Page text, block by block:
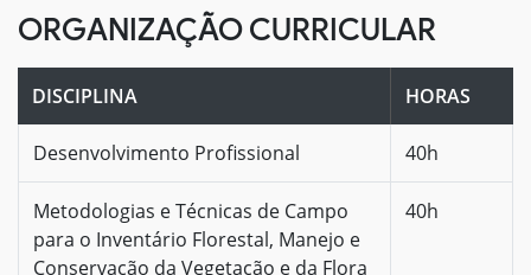
ORGANIZAÇÃO CURRICULAR
DISCIPLINA HORAS
Desenvolvimento Profissional 40h
Metodologias e Técnicas de Campo
para o Inventário Florestal, Manejo e
Conservação da Vegetação e da Flora
40h